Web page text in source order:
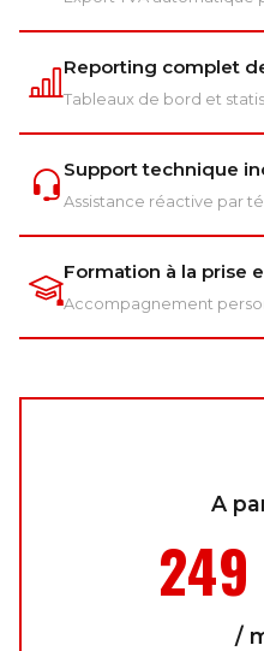
Reporting complet
Tableaux de bord et
Support technique
Assistance réactive par
Formation à la prise
Accompagnement
A
/